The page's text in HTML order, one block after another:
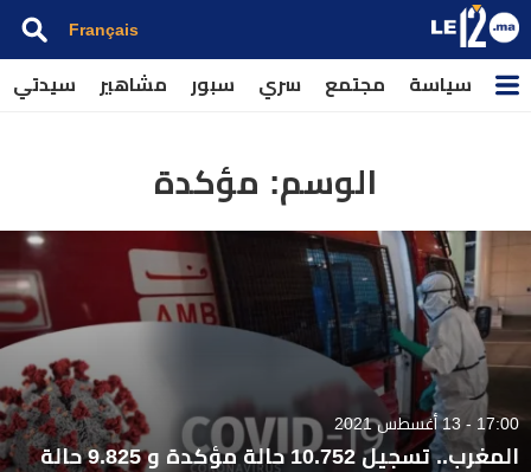
Français
سياسة مجتمع سري سبور مشاهير سيدتي
الوسم: مؤكدة
17:00 - 13 أغسطس 2021
المغرب.. تسجيل 10.752 حالة مؤكدة و 9.825 حالة